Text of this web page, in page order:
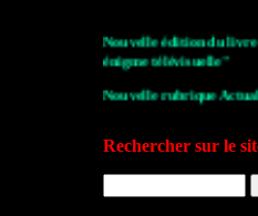
Nouvelle édition du
énigme télévisuelle"
Nouvelle rubrique
Le plan du site
Rechercher sur le